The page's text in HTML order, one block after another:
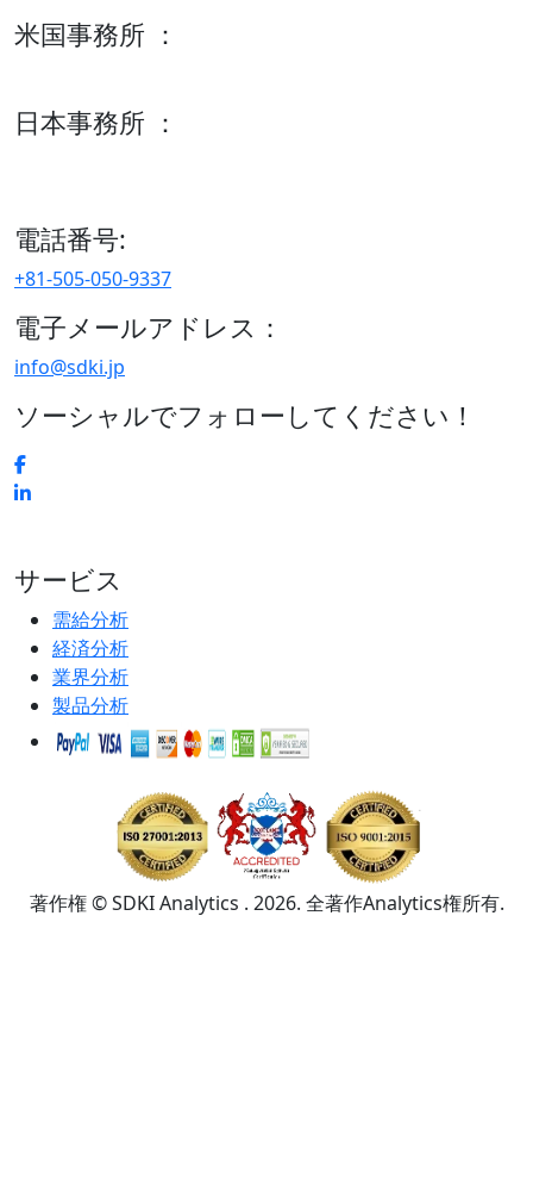
米国事務所 ：
日本事務所 ：
電話番号:
+81-505-050-9337
電子メールアドレス：
info@sdki.jp
ソーシャルでフォローしてください！
サービス
需給分析
経済分析
業界分析
製品分析
著作権 © SDKI Analytics . 2026. 全著作Analytics権所有.